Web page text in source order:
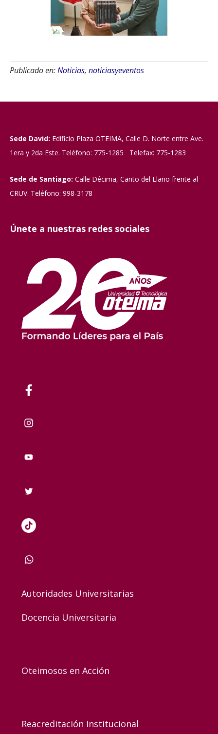
Publicado en:Noticias, noticiasyeventos
Sede David: Edificio Plaza OTEIMA, Calle D. Norte entre Ave.
1era y 2da Este. Teléfono: 775-1285 Telefax: 775-1283
Sede de Santiago: Calle Décima, Canto del Llano frente al
CRUV. Teléfono: 998-3178
Únete a nuestras redes sociales
Autoridades Universitarias
Docencia Universitaria
Oteimosos en Acción
Reacreditación Institucional